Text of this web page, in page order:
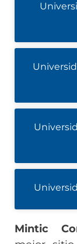
Mintic